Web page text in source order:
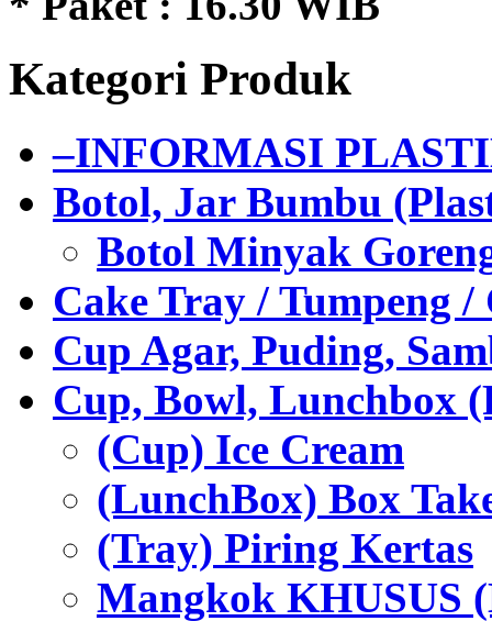
Kategori Produk
–INFORMASI
Botol, Jar Bumbu
Botol Minyak
Cake Tray / Tumpeng /
Cup Agar, Puding,
Cup, Bowl, Lunchbox
(Cup) Ice Cream
(LunchBox) Box
(Tray) Piring Kertas
Mangkok KHUSUS